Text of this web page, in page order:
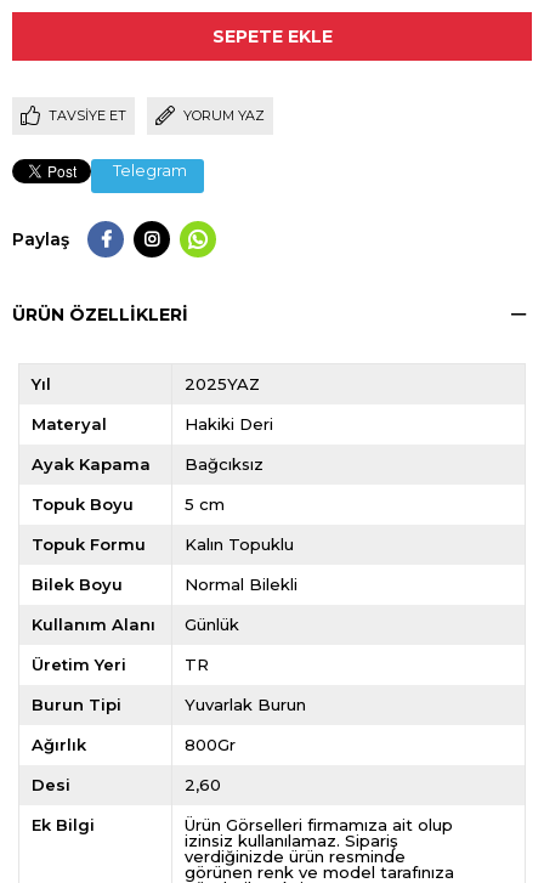
TAVSIYE ET YORUM YAZ
Telegram
Paylaş
ÜRÜN ÖZELLIKLERI
Yıl 2025YAZ
Materyal Hakiki Deri
Ayak Kapama Bağcıksız
Topuk Boyu 5 cm
Topuk Formu Kalın Topuklu
Bilek Boyu Normal Bilekli
Kullanım Alanı Günlük
Üretim Yeri TR
Burun Tipi Yuvarlak Burun
Ağırlık 800Gr
Desi 2,60
Ek Bilgi
Ürün Görselleri firmamıza ait olup
izinsiz kullanılamaz. Sipariş
verdiğinizde ürün resminde
görünen renk ve model tarafınıza